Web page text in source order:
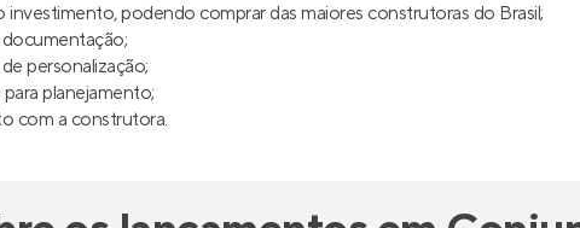
investimento, podendo comprar das maiores construtoras do Brasil;
documentação;
personalização;
planejamento;
com a construtora.